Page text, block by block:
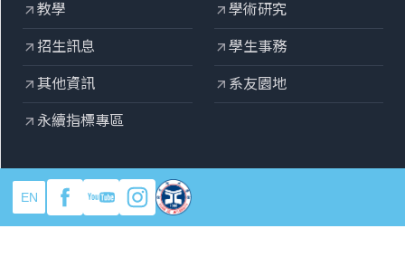
arrow_outward 教學 arrow_outward 學術研究
arrow_outward 招生訊息 arrow_outward 學生事務
arrow_outward 其他資訊 arrow_outward 系友園地
arrow_outward 永續指標專區
copyright © 2025 元智大學機械工程系
Designed byOZCHAMP.
EN